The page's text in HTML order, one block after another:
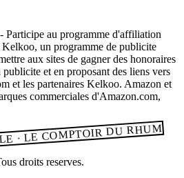
Participe au programme d'affiliation
un programme de publicite
aux sites de gagner des honoraires
et en proposant des liens vers
et les partenaires Kelkoo. Amazon et
commerciales d'Amazon.com,
· LE COMPTOIR DU RHUM
droits reserves.